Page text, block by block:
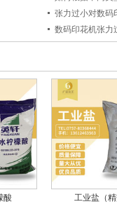
张力过小对数码
数码印花机张力
酸 工业盐（